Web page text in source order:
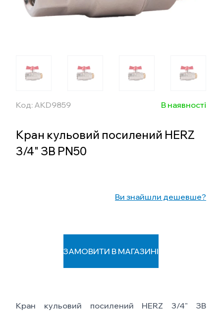
Код: AKD9859 В наявності
Кран кульовий посилений HERZ
3/4" ЗВ PN50
Ви знайшли дешевше?
ЗАМОВИТИ В МАГАЗИНІ
Кран кульовий посилений HERZ 3/4" ЗВ